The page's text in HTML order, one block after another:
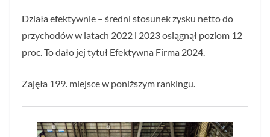
Działa efektywnie – średni stosunek zysku netto do
przychodów w latach 2022 i 2023 osiągnął poziom 12
proc. To dało jej tytuł Efektywna Firma 2024.
Zajęła 199. miejsce w poniższym rankingu.